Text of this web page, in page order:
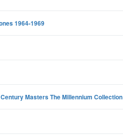
1964-1969
Masters The Millennium Collection